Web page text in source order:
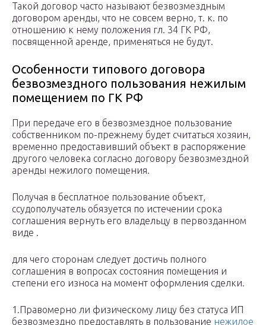
Такой договор часто называют безвозмездным
договором аренды, что не совсем верно, т. к. по
отношению к нему положения гл. 34 ГК РФ,
посвященной аренде, применяться не будут.
Особенности типового договора
безвозмездного пользования нежилым
помещением по ГК РФ
При передаче его в безвозмездное пользование
собственником по-прежнему будет считаться хозяин,
временно предоставивший объект в распоряжение
другого человека согласно договору безвозмездной
аренды нежилого помещения.
Получая в бесплатное пользование объект,
ссудополучатель обязуется по истечении срока
соглашения вернуть его владельцу в первозданном
виде .
для чего сторонам следует достичь полного
соглашения в вопросах состояния помещения и
степени его износа на момент оформления сделки.
1.Правомерно ли физическому лицу без статуса ИП
безвозмездно предоставлять в пользование нежилое